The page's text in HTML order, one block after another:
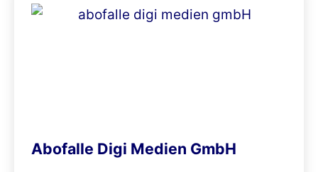
Abofalle Digi Medien GmbH